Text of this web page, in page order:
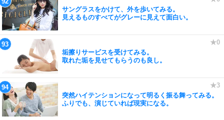
サングラスをかけて、外を歩いてみる。
見えるものすべてがグレーに見えて面白い。
垢擦りサービスを受けてみる。
取れた垢を見せてもらうのも良し。
突然ハイテンションになって明るく振る舞ってみる。
ふりでも、演じていれば現実になる。